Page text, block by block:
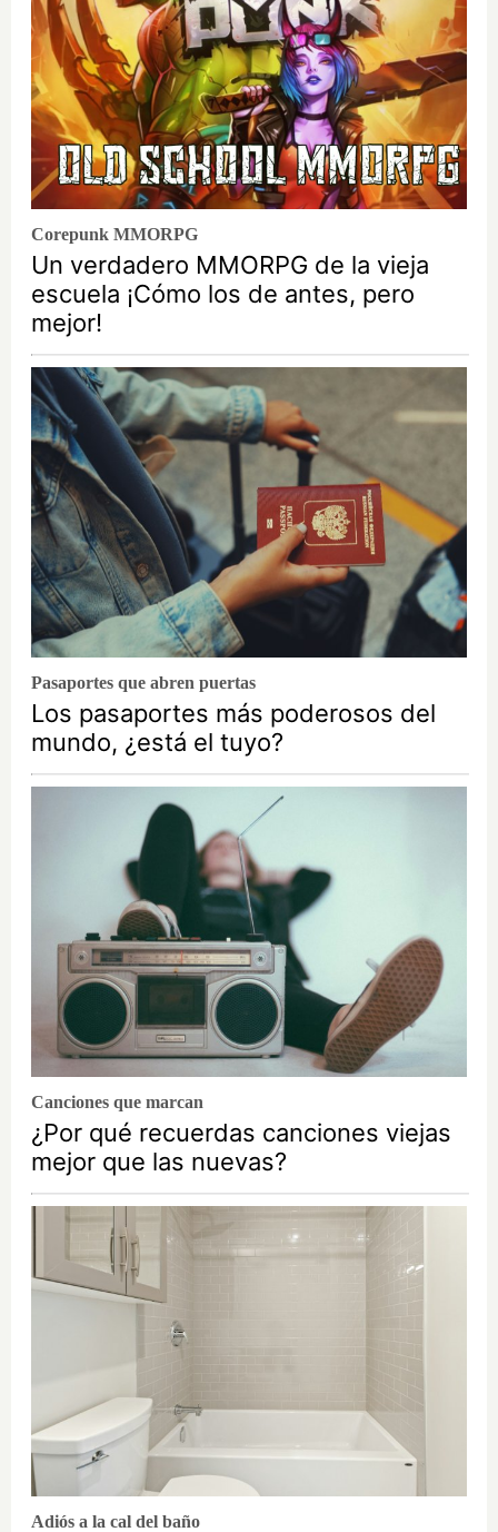
Corepunk MMORPG
Un verdadero MMORPG de la vieja
escuela ¡Cómo los de antes, pero
mejor!
Pasaportes que abren puertas
Los pasaportes más poderosos del
mundo, ¿está el tuyo?
Canciones que marcan
¿Por qué recuerdas canciones viejas
mejor que las nuevas?
Adiós a la cal del baño